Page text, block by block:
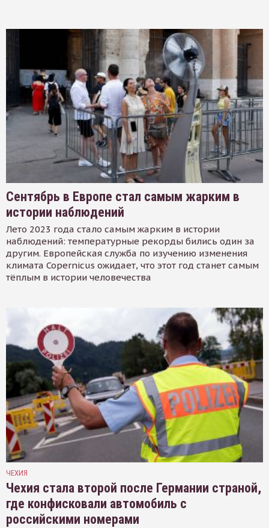
Сентябрь в Европе стал самым жарким в
истории наблюдений
Лето 2023 года стало самым жарким в истории
наблюдений: температурные рекорды бились один за
другим. Европейская служба по изучению изменения
климата Copernicus ожидает, что этот год станет самым
тёплым в истории человечества
ЧЕХИЯ
Чехия стала второй после Германии страной,
где конфисковали автомобиль с
российскими номерами